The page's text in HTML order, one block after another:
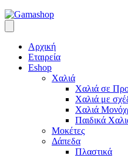
Αρχική
Εταιρεία
Eshop
Χαλιά
Χαλιά σε
Χαλιά με
Χαλιά
Παιδικά
Μοκέτες
Δάπεδα
Πλαστικά